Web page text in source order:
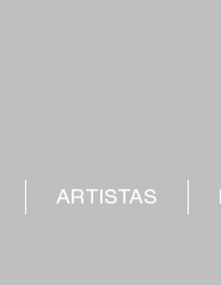
ARTISTAS